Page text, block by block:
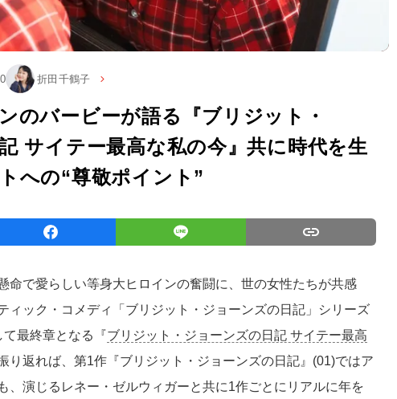
折田千鶴子
のバービーが語る『ブリジット・
サイテー最高な私の今』共に時代を生
への“尊敬ポイント”
命で愛らしい等身大ヒロインの奮闘に、世の女性たちが共感
ィック・コメディ「ブリジット・ジョーンズの日記」シリーズ
最終章となる『ブリジット・ジョーンズの日記 サイテー最高
り返れば、第1作『ブリジット・ジョーンズの日記』(01)ではア
、演じるレネー・ゼルウィガーと共に1作ごとにリアルに年を